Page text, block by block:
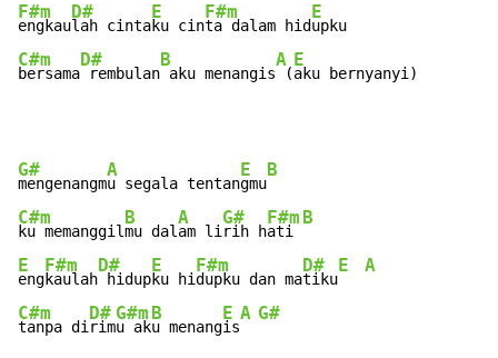
F#m
engkau
D#
lah cinta
E
ku cin
F#m
ta dalam hid
E
C#m
bersama
D#
rembulan
B
aku menangis
A
(
E
aku bernyanyi)
G#
mengenangm
A
u segala tentan
E
gmu
B
C#m
ku memanggil
B
mu dal
A
am li
G#
rih h
F#m
ati
B
E
eng
F#m
kaulah
D#
hidup
E
ku hi
F#m
dupku dan ma
D#
tiku
E A
C#m
tanpa di
D#
rim
G#m
u ak
B
u menang
E
is
A G#